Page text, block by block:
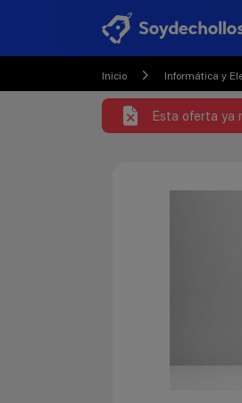
Inicio Informática y
Esta oferta ya